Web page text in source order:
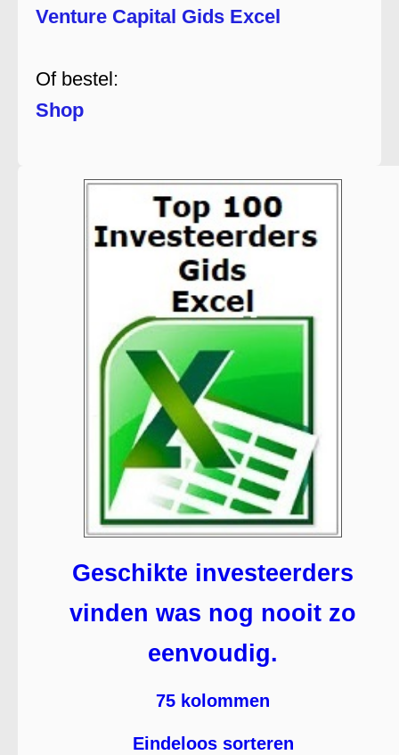
Venture Capital Gids Excel
Of bestel:
Shop
Geschikte investeerders
vinden was nog nooit zo
eenvoudig.
75 kolommen
Eindeloos sorteren